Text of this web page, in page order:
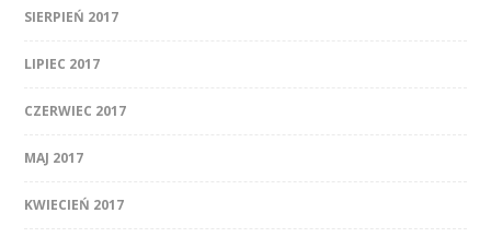
SIERPIEŃ 2017
LIPIEC 2017
CZERWIEC 2017
MAJ 2017
KWIECIEŃ 2017